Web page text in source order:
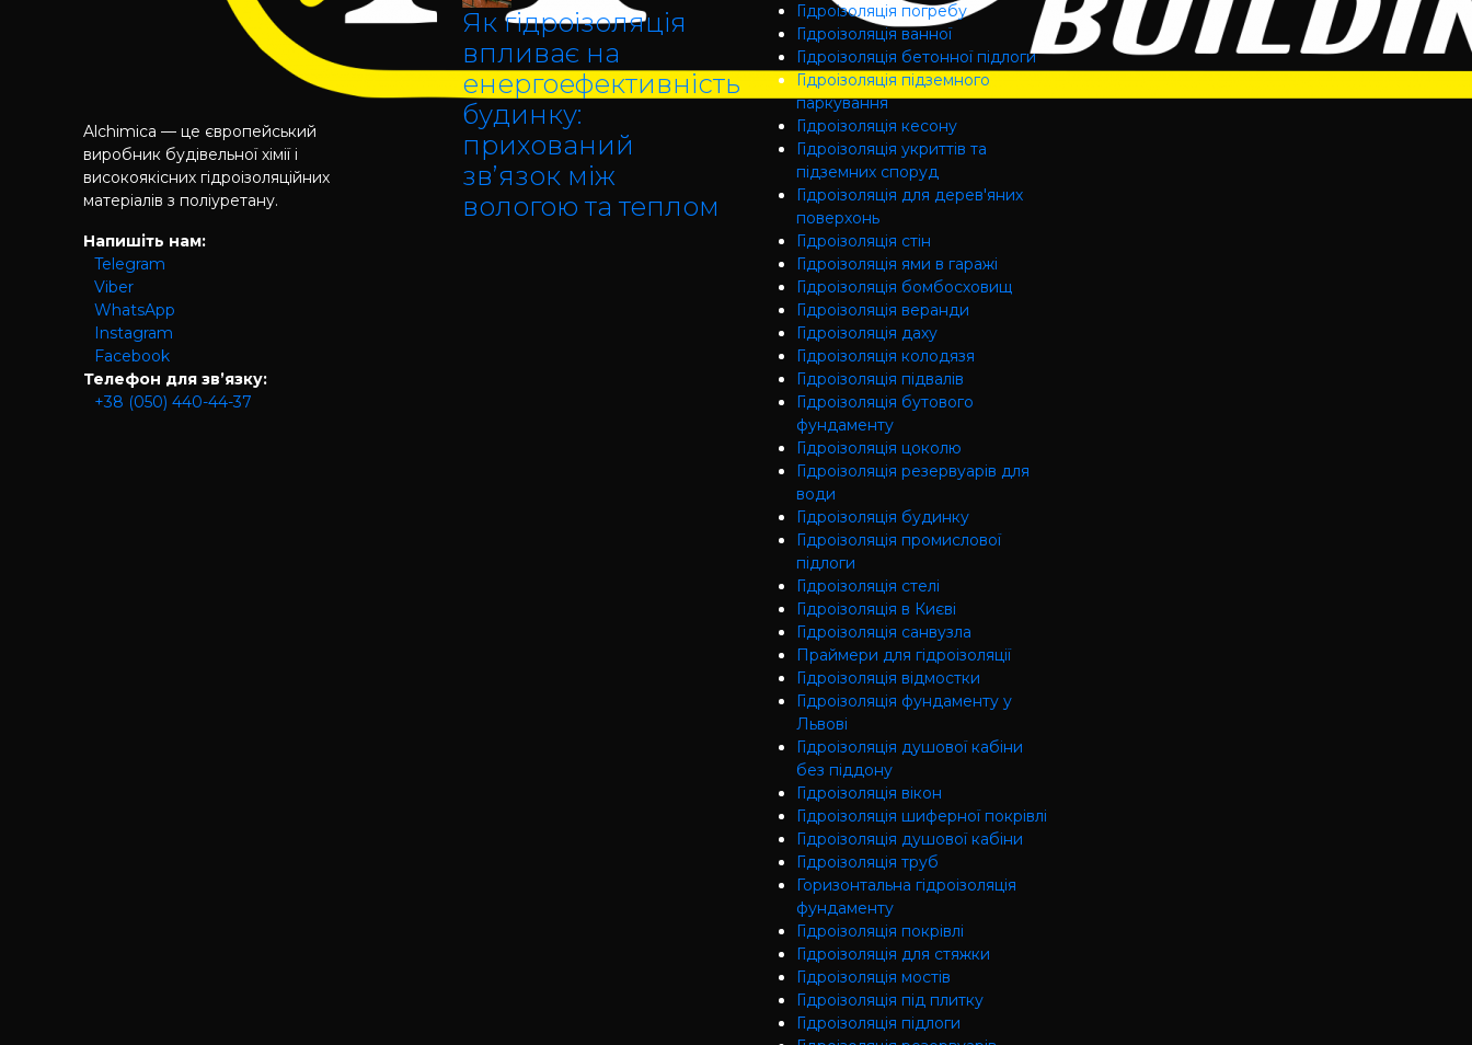
Alchimica — це європейський
виробник будівельної хімії і
високоякісних гідроізоляційних
матеріалів з поліуретану.
Напишіть нам:
Telegram
Viber
WhatsApp
Instagram
Facebook
Телефон для зв’язку:
+38 (050) 440-44-37
Як гідроізоляція
впливає на
енергоефективність
будинку:
прихований
зв’язок між
вологою та теплом
Гідроізоляція погребу
Гідроізоляція ванної
Гідроізоляція бетонної підлоги
Гідроізоляція підземного
паркування
Гідроізоляція кесону
Гідроізоляція укриттів та
підземних споруд
Гідроізоляція для дерев'яних
поверхонь
Гідроізоляція стін
Гідроізоляція ями в гаражі
Гідроізоляція бомбосховищ
Гідроізоляція веранди
Гідроізоляція даху
Гідроізоляція колодязя
Гідроізоляція підвалів
Гідроізоляція бутового
фундаменту
Гідроізоляція цоколю
Гідроізоляція резервуарів для
води
Гідроізоляція будинку
Гідроізоляція промислової
підлоги
Гідроізоляція cтелі
Гідроізоляція в Києві
Гідроізоляція санвузла
Праймери для гідроізоляції
Гідроізоляція відмостки
Гідроізоляція фундаменту у
Львові
Гідроізоляція душової кабіни
без піддону
Гідроізоляція вікон
Гідроізоляція шиферної покрівлі
Гідроізоляція душової кабіни
Гідроізоляція труб
Горизонтальна гідроізоляція
фундаменту
Гідроізоляція покрівлі
Гідроізоляція для стяжки
Гідроізоляція мостів
Гідроізоляція під плитку
Гідроізоляція підлоги